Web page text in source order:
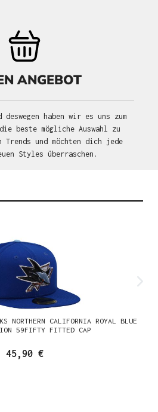
ANGEBOT
haben wir es uns zum
beste mögliche Auswahl zu
und möchten dich jede
Styles überraschen.
NORTHERN CALIFORNIA ROYAL BLUE
59FIFTY FITTED CAP
45,90 €